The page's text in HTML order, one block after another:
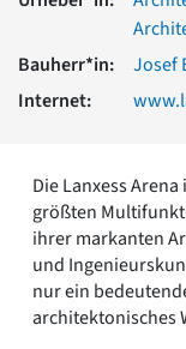
Römische
Über uns
Freunde &
Kontakt
Impressum
Datenschutz
Suchbegriff
Bauherr*in:
Josef
Internet:
Die Lanxess
größten
ihrer markanten
und
nur ein
architektonisches